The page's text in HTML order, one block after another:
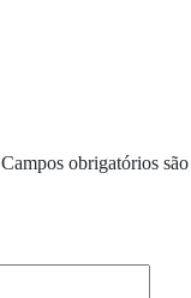
Campos obrigatórios são